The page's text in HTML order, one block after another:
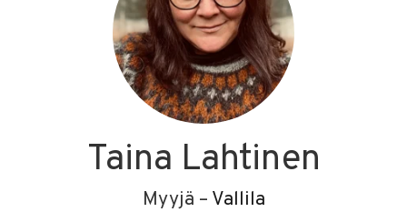
Taina Lahtinen
Myyjä – Vallila